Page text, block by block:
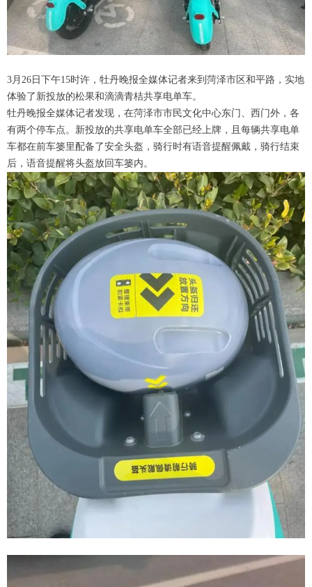
3月26日下午15时许，牡丹晚报全媒体记者来到菏泽市区和平路，实地
体验了新投放的松果和滴滴青桔共享电单车。
牡丹晚报全媒体记者发现，在菏泽市市民文化中心东门、西门外，各
有两个停车点。新投放的共享电单车全部已经上牌，且每辆共享电单
车都在前车篓里配备了安全头盔，骑行时有语音提醒佩戴，骑行结束
后，语音提醒将头盔放回车篓内。